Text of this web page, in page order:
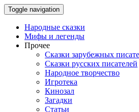
Toggle navigation
Народные сказки
Мифы и легенды
Прочее
Сказки зарубежных
Сказки русских писателей
Народное творчество
Игротека
Кинозал
Загадки
Статьи